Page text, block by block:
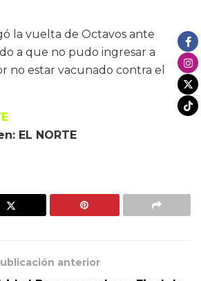
la vuelta de Octavos ante
a que no pudo ingresar a
no estar vacunado contra el
EL NORTE
anterior